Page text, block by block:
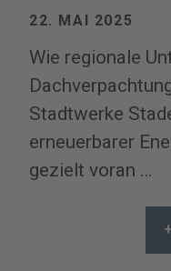
22. MAI 2025
Wie regionale
Stadtwerke
erneuerbarer
gezielt voran …